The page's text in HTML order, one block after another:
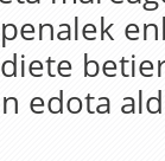
edota